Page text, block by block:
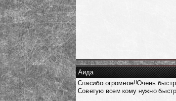
Аида
Спасибо огромное!!Очень
Советую всем кому нужно